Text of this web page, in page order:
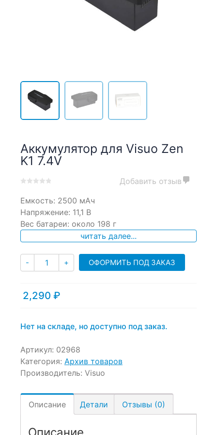
Аккумулятор для Visuo Zen
K1 7.4V
out
based
on
Добавить отзыв
Емкость: 2500 мАч
Напряжение: 11,1 В
Вес батареи: около 198 г
читать далее...
- Количество
+ ОФОРМИТЬ ПОД ЗАКАЗ
2,290 ₽
Нет на складе, но доступно под заказ.
Артикул: 02968
Категория: Архив товаров
Производитель: Visuo
Описание Детали Отзывы (0)